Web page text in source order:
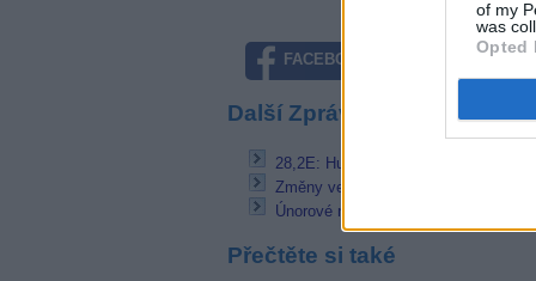
of my
was
Opted
FACEBOOK TWITTER
Další Zprávičky
28,2E: Hudební a filmová tv přešly do
Změny ve filmové nabídce Sky
Únorové novinky a změny v Lepší.tv
Přečtěte si také